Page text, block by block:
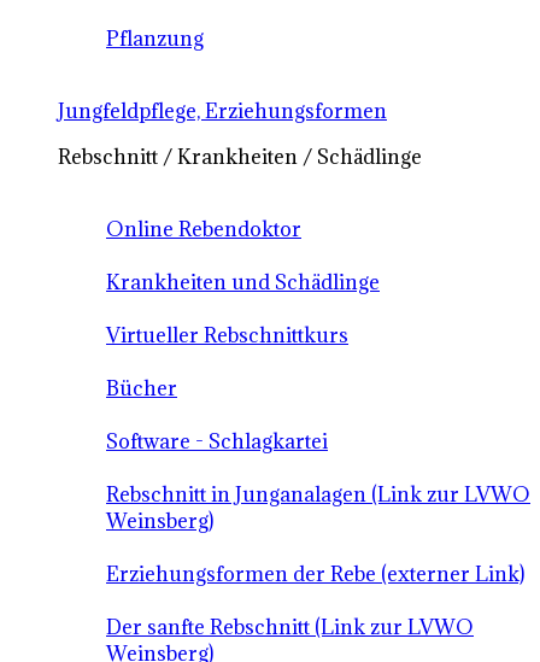
Pflanzung
Jungfeldpflege, Erziehungsformen
Rebschnitt / Krankheiten / Schädlinge
Online Rebendoktor
Krankheiten und Schädlinge
Virtueller Rebschnittkurs
Bücher
Software - Schlagkartei
Rebschnitt in Junganalagen (Link zur LVWO
Weinsberg)
Erziehungsformen der Rebe (externer Link)
Der sanfte Rebschnitt (Link zur LVWO
Weinsberg)